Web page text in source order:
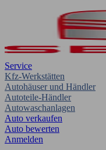
Service
Kfz-Werkstätten
Autohäuser und Händler
Autoteile-Händler
Autowaschanlagen
Auto verkaufen
Auto bewerten
Anmelden